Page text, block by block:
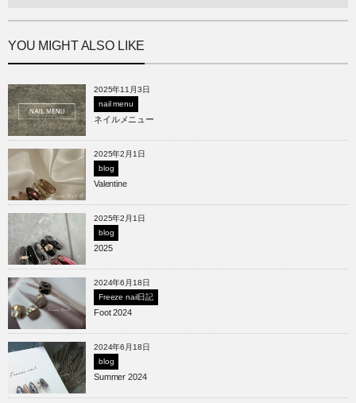
YOU MIGHT ALSO LIKE
2025年11月3日
nail menu
ネイルメニュー
2025年2月1日
blog
Valentine
2025年2月1日
blog
2025
2024年6月18日
Freeze nail日記
Foot 2024
2024年6月18日
blog
Summer 2024